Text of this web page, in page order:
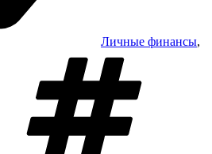
Личные финансы,